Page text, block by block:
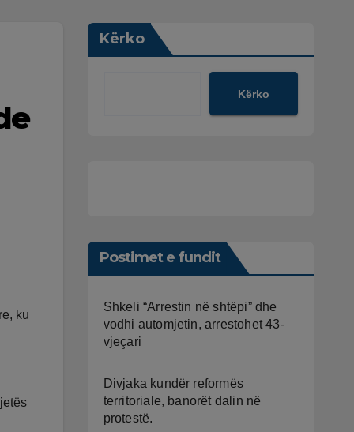
ku
Kërko
Kërko
Postimet e fundit
Shkeli “Arrestin në shtëpi” dhe
vodhi automjetin, arrestohet 43-
vjeçari
Divjaka kundër reformës
territoriale, banorët dalin në
protestë.